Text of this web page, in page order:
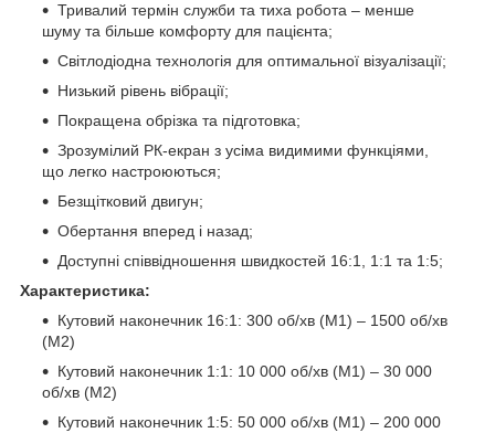
Тривалий термін служби та тиха робота – менше
шуму та більше комфорту для пацієнта;
Світлодіодна технологія для оптимальної візуалізації;
Низький рівень вібрації;
Покращена обрізка та підготовка;
Зрозумілий РК-екран з усіма видимими функціями,
що легко настроюються;
Безщітковий двигун;
Обертання вперед і назад;
Доступні співвідношення швидкостей 16:1, 1:1 та 1:5;
Характеристика:
Кутовий наконечник 16:1: 300 об/хв (M1) – 1500 об/хв
(M2)
Кутовий наконечник 1:1: 10 000 об/хв (M1) – 30 000
об/хв (M2)
Кутовий наконечник 1:5: 50 000 об/хв (M1) – 200 000